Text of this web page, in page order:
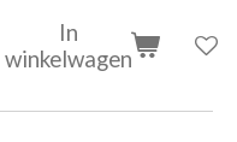
In
winkelwagen